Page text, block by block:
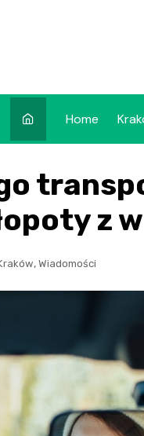
Home
z
, Wiadomości